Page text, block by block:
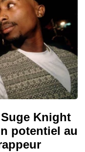
Knight
potentiel au